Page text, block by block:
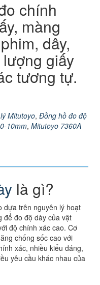
chính
màng
dây,
giấy
tương tự.
Mitutoyo, Đồng hồ đo độ
10mm, Mitutoyo 7360A
là gì?
dựa trên nguyên lý hoạt
để đo độ dày của vật
độ chính xác cao. Cơ
chống sốc cao với
xác, nhiều kiểu dáng,
yêu cầu khác nhau của